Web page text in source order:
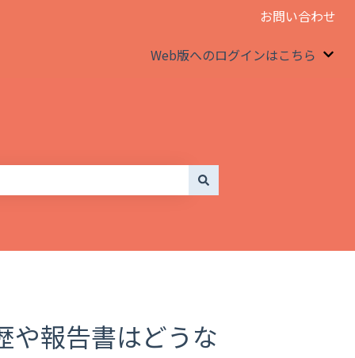
お問い合わせ
Web版へのログインはこちら
や報告書はどうな